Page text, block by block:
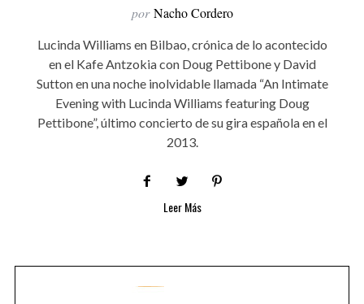
por Nacho Cordero
Lucinda Williams en Bilbao, crónica de lo acontecido
en el Kafe Antzokia con Doug Pettibone y David
Sutton en una noche inolvidable llamada “An Intimate
Evening with Lucinda Williams featuring Doug
Pettibone”, último concierto de su gira española en el
2013.
Leer Más